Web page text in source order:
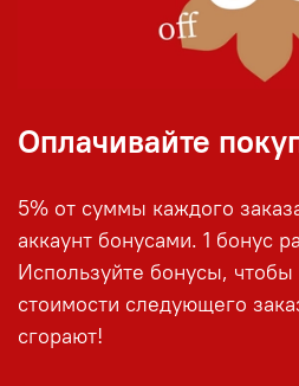
Оплачивайте
5% от суммы каждого
аккаунт бонусами. 1 бонус
Используйте бонусы,
стоимости следующего
сгорают!